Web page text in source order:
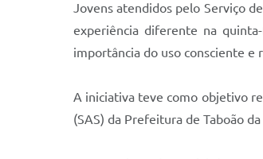
Jovens atendidos pelo Serviço
experiência diferente na
importância do uso consciente e
A iniciativa teve como objetivo
(SAS) da Prefeitura de Taboão